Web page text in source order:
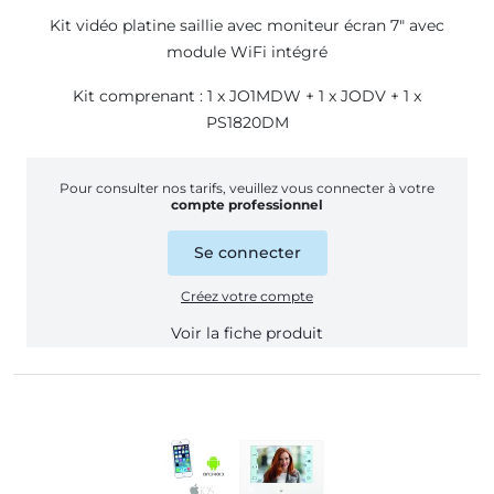
Kit vidéo platine saillie avec moniteur écran 7" avec
module WiFi intégré
Kit comprenant : 1 x JO1MDW + 1 x JODV + 1 x
PS1820DM
Pour consulter nos tarifs, veuillez vous connecter à votre
compte professionnel
Se connecter
Créez votre compte
Voir la fiche produit